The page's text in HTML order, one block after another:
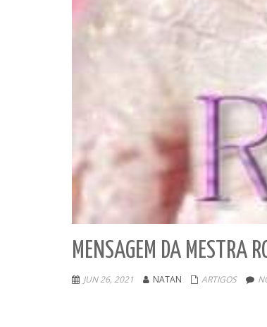
MENSAGEM DA MESTRA
JUN 26, 2021 NATAN ARTIGOS